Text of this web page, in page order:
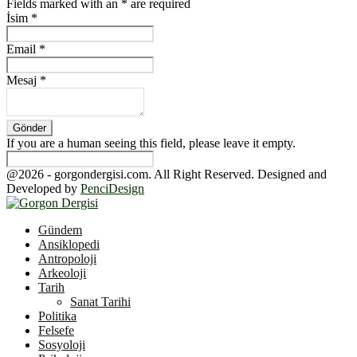
Fields marked with an * are required
İsim *
Email *
Mesaj *
If you are a human seeing this field, please leave it empty.
@2026 - gorgondergisi.com. All Right Reserved. Designed and
Developed by PenciDesign
Gündem
Ansiklopedi
Antropoloji
Arkeoloji
Tarih
Sanat Tarihi
Politika
Felsefe
Sosyoloji